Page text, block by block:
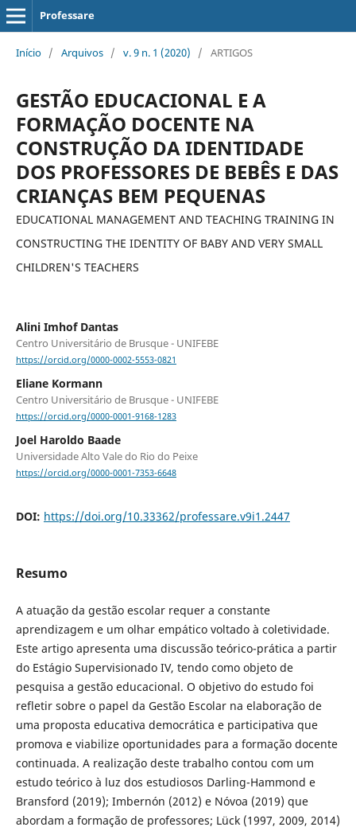
Professare
Início / Arquivos / v. 9 n. 1 (2020) / ARTIGOS
GESTÃO EDUCACIONAL E A
FORMAÇÃO DOCENTE NA
CONSTRUÇÃO DA IDENTIDADE
DOS PROFESSORES DE BEBÊS E DAS
CRIANÇAS BEM PEQUENAS
EDUCATIONAL MANAGEMENT AND TEACHING TRAINING IN
CONSTRUCTING THE IDENTITY OF BABY AND VERY SMALL
CHILDREN'S TEACHERS
Alini Imhof Dantas
Centro Universitário de Brusque - UNIFEBE
https://orcid.org/0000-0002-5553-0821
Eliane Kormann
Centro Universitário de Brusque - UNIFEBE
https://orcid.org/0000-0001-9168-1283
Joel Haroldo Baade
Universidade Alto Vale do Rio do Peixe
https://orcid.org/0000-0001-7353-6648
DOI: https://doi.org/10.33362/professare.v9i1.2447
Resumo
A atuação da gestão escolar requer a constante
aprendizagem e um olhar empático voltado à coletividade.
Este artigo apresenta uma discussão teórico-prática a partir
do Estágio Supervisionado IV, tendo como objeto de
pesquisa a gestão educacional. O objetivo do estudo foi
refletir sobre o papel da Gestão Escolar na elaboração de
uma proposta educativa democrática e participativa que
promova e viabilize oportunidades para a formação docente
continuada. A realização deste trabalho contou com um
estudo teórico à luz dos estudiosos Darling-Hammond e
Bransford (2019); Imbernón (2012) e Nóvoa (2019) que
abordam a formação de professores; Lück (1997, 2009, 2014)